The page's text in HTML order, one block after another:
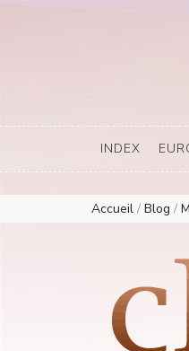
Europe Airplay Charts
European Music
INDEX
Accueil / Blog /